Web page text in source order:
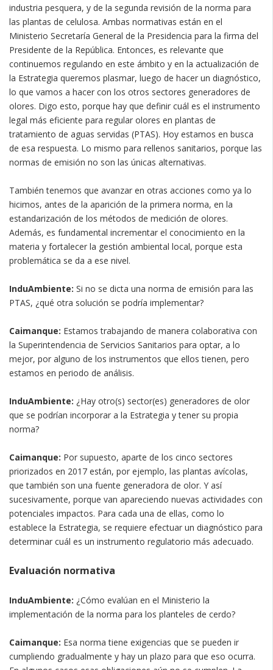
industria pesquera, y de la segunda revisión de la norma para
las plantas de celulosa. Ambas normativas están en el
Ministerio Secretaría General de la Presidencia para la firma del
Presidente de la República. Entonces, es relevante que
continuemos regulando en este ámbito y en la actualización de
la Estrategia queremos plasmar, luego de hacer un diagnóstico,
lo que vamos a hacer con los otros sectores generadores de
olores. Digo esto, porque hay que definir cuál es el instrumento
legal más eficiente para regular olores en plantas de
tratamiento de aguas servidas (PTAS). Hoy estamos en busca
de esa respuesta. Lo mismo para rellenos sanitarios, porque las
normas de emisión no son las únicas alternativas.
También tenemos que avanzar en otras acciones como ya lo
hicimos, antes de la aparición de la primera norma, en la
estandarización de los métodos de medición de olores.
Además, es fundamental incrementar el conocimiento en la
materia y fortalecer la gestión ambiental local, porque esta
problemática se da a ese nivel.
InduAmbiente: Si no se dicta una norma de emisión para las
PTAS, ¿qué otra solución se podría implementar?
Caimanque: Estamos trabajando de manera colaborativa con
la Superintendencia de Servicios Sanitarios para optar, a lo
mejor, por alguno de los instrumentos que ellos tienen, pero
estamos en periodo de análisis.
InduAmbiente: ¿Hay otro(s) sector(es) generadores de olor
que se podrían incorporar a la Estrategia y tener su propia
norma?
Caimanque: Por supuesto, aparte de los cinco sectores
priorizados en 2017 están, por ejemplo, las plantas avícolas,
que también son una fuente generadora de olor. Y así
sucesivamente, porque van apareciendo nuevas actividades con
potenciales impactos. Para cada una de ellas, como lo
establece la Estrategia, se requiere efectuar un diagnóstico para
determinar cuál es un instrumento regulatorio más adecuado.
Evaluación normativa
InduAmbiente: ¿Cómo evalúan en el Ministerio la
implementación de la norma para los planteles de cerdo?
Caimanque: Esa norma tiene exigencias que se pueden ir
cumpliendo gradualmente y hay un plazo para que eso ocurra.